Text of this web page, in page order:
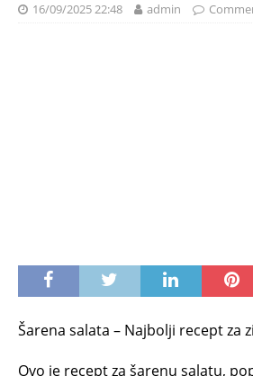
16/09/2025 22:48 admin
Šarena salata – Najbolji recept za
Ovo je recept za šarenu salatu,